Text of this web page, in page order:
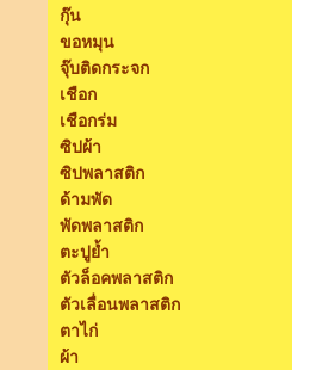
กุ๊น
ขอหมุน
จุ๊บติดกระจก
เชือก
เชือกร่ม
ซิปผ้า
ซิปพลาสติก
ด้ามพัด
พัดพลาสติก
ตะปูย้ำ
ตัวล็อคพลาสติก
ตัวเลื่อนพลาสติก
ตาไก่
ผ้า